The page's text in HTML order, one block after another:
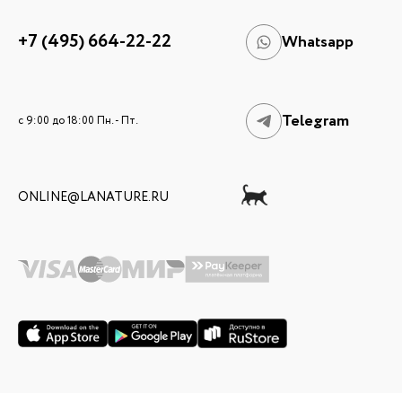
+7 (495) 664-22-22 Whatsapp
c 9:00 до 18:00 Пн. - Пт. Telegram
ONLINE@LANATURE.RU